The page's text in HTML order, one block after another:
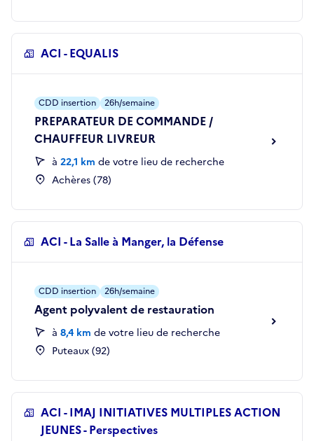
ACI - EQUALIS
PREPARATEUR DE COMMANDE /
CHAUFFEUR LIVREUR
à 22,1 km de votre lieu de recherche
Achères (78)
CDD insertion 26h/semaine
ACI - La Salle à Manger, la Défense
Agent polyvalent de restauration
à 8,4 km de votre lieu de recherche
Puteaux (92)
CDD insertion 26h/semaine
ACI - IMAJ INITIATIVES MULTIPLES ACTION
JEUNES - Perspectives